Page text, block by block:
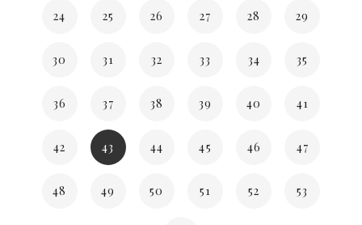
24 25 26 27 28 29
30 31 32 33 34 35
36 37 38 39 40 41
42 43 44 45 46 47
48 49 50 51 52 53